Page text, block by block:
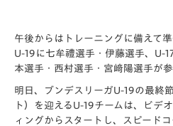
午後からはトレーニングに備えて準
U-19に七牟禮選手・伊藤選手、U-
本選手・西村選手・宮﨑陽選手が参
明日、ブンデスリーガU-19の最終
ト）を迎えるU-19チームは、ビデ
ィングからスタートし、スピード